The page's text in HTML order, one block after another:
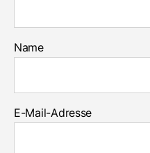
Name
E-Mail-Adresse